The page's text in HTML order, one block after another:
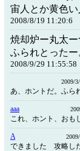
宙人とか黄色
2008/8/19 11:20:6
焼却炉ー丸太
ふられとったー
2008/9/29 11:55:58
2009/
あ、ホントだ。ふら
aaa
これ、ホント、おも
A
できました 攻略し